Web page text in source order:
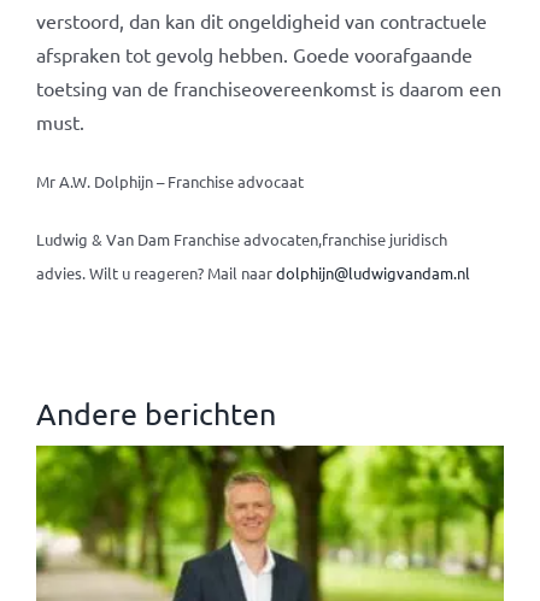
verstoord, dan kan dit ongeldigheid van contractuele
afspraken tot gevolg hebben. Goede voorafgaande
toetsing van de franchiseovereenkomst is daarom een
must.
Mr A.W. Dolphijn – Franchise advocaat
Ludwig & Van Dam Franchise advocaten,franchise juridisch
advies.Wilt u reageren? Mail naardolphijn@ludwigvandam.nl
Andere berichten